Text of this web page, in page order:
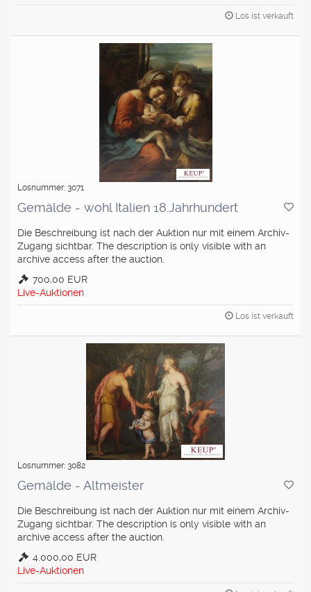
Los ist verkauft
Losnummer: 3071
Gemälde - wohl Italien 18.Jahrhundert
Die Beschreibung ist nach der Auktion nur mit einem Archiv-
Zugang sichtbar. The description is only visible with an
archive access after the auction.
700,00 EUR
Live-Auktionen
Los ist verkauft
Losnummer: 3082
Gemälde - Altmeister
Die Beschreibung ist nach der Auktion nur mit einem Archiv-
Zugang sichtbar. The description is only visible with an
archive access after the auction.
4.000,00 EUR
Live-Auktionen